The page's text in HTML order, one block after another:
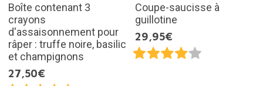
Boîte contenant 3
crayons
d'assaisonnement pour
râper : truffe noire, basilic
et champignons
27,50€
Coupe-saucisse à
guillotine
29,95€